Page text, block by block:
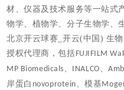
材、仪器及技术服务等一站式
物学、植物学、分子生物学、
北京开云球赛_开云(中国) 生
授权代理商，包括FUJIFILM
MP Biomedicals、 INALCO、
岸蛋白 novoprotein、模基